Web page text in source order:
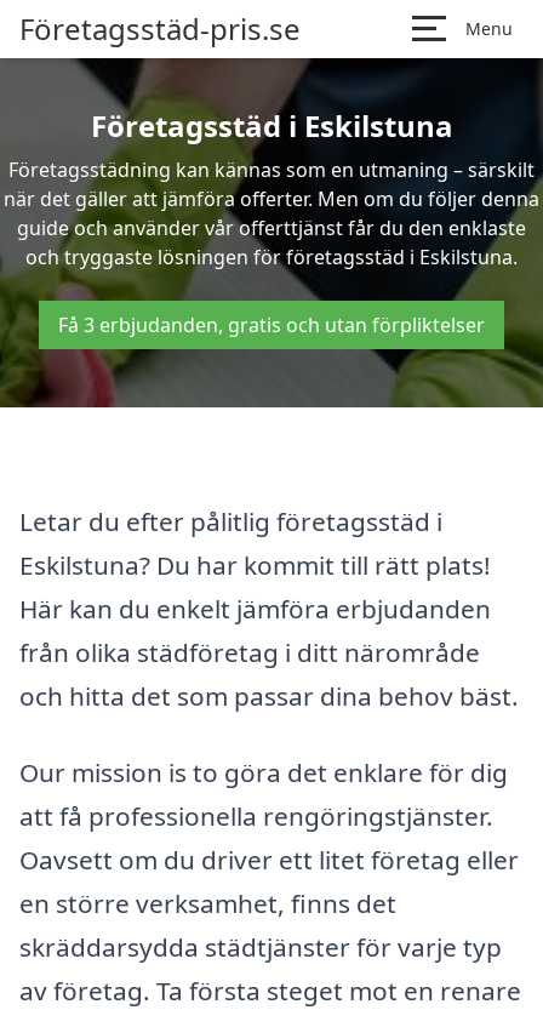
Företagsstäd-pris.se Menu
Företagsstäd i Eskilstuna
Företagsstädning kan kännas som en utmaning – särskilt
när det gäller att jämföra offerter. Men om du följer denna
guide och använder vår offerttjänst får du den enklaste
och tryggaste lösningen för företagsstäd i Eskilstuna.
Få 3 erbjudanden, gratis och utan förpliktelser
Letar du efter pålitlig företagsstäd i
Eskilstuna? Du har kommit till rätt plats!
Här kan du enkelt jämföra erbjudanden
från olika städföretag i ditt närområde
och hitta det som passar dina behov bäst.
Our mission is to göra det enklare för dig
att få professionella rengöringstjänster.
Oavsett om du driver ett litet företag eller
en större verksamhet, finns det
skräddarsydda städtjänster för varje typ
av företag. Ta första steget mot en renare